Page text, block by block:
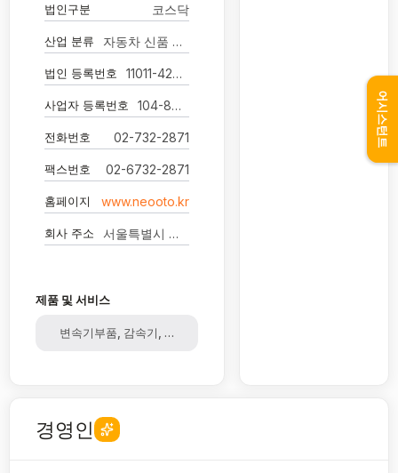
법인구분 코스닥
산업 분류 자동차 신품 부품 제조업
법인 등록번호 11011-4255801
사업자 등록번호 104-86-25573
전화번호 02-732-2871
팩스번호 02-6732-2871
홈페이지 www.neooto.kr
회사 주소 서울특별시 종로구 새문안로5길 19 6층(당주동, 로얄빌딩)
제품 및 서비스
변속기부품, 감속기, 변속기
경영인
어시스턴트